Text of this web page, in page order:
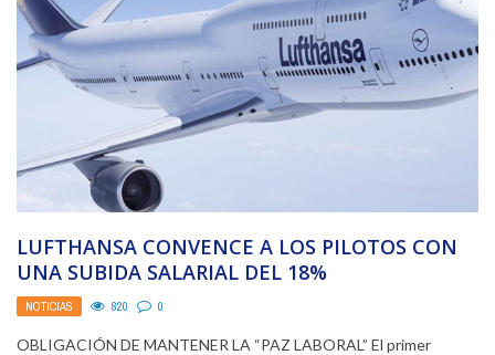
LUFTHANSA CONVENCE A LOS PILOTOS CON
UNA SUBIDA SALARIAL DEL 18%
NOTICIAS 820 0
OBLIGACIÓN DE MANTENER LA “PAZ LABORAL” El primer